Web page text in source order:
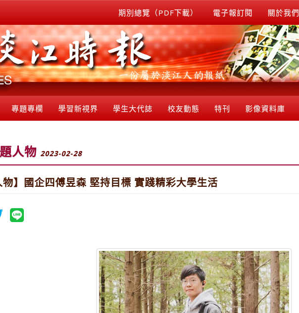
期別總覽（PDF下載） 電子報訂閱 關於我們
專題專欄 學習新視界 學生大代誌 校友動態 特刊 影像資料庫
人物 2023-02-28
物】國企四傅昱森 堅持目標 實踐精彩大學生活